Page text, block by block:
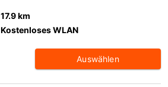
17.9 km
Kostenloses WLAN
Auswählen